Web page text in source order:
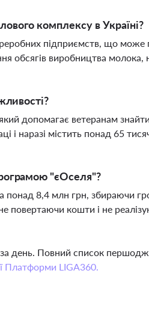
комплексу в Україні?
підприємств, що може
обсягів виробництва
допомагає ветеранам знайти
і наразі містить понад 65
"єОселя"?
понад 8,4 млн грн, збираючи
повертаючи кошти і не
день. Повний список
Платформи LIGA360.